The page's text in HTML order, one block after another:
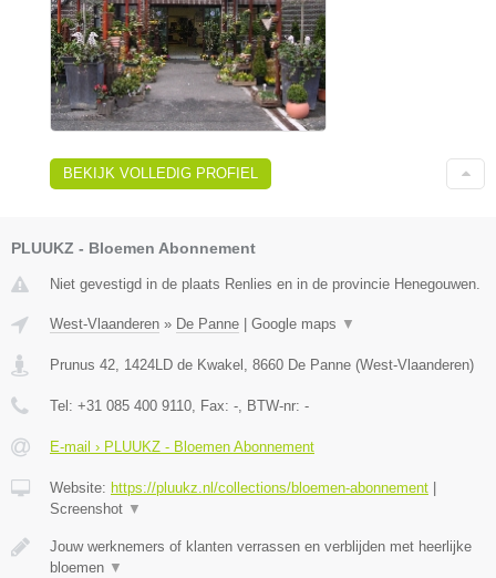
BEKIJK VOLLEDIG PROFIEL
PLUUKZ - Bloemen Abonnement
Niet gevestigd in de plaats Renlies en in de provincie Henegouwen.
West-Vlaanderen » De Panne Google maps ▼
Prunus 42, 1424LD de Kwakel , 8660 De Panne (West-Vlaanderen)
Tel: +31 085 400 9110, Fax: -, BTW-nr: -
E-mail › PLUUKZ - Bloemen Abonnement
Website: https://pluukz.nl/collections/bloemen-abonnement
Screenshot ▼
Jouw werknemers of klanten verrassen en verblijden met heerlijke
bloemen ▼